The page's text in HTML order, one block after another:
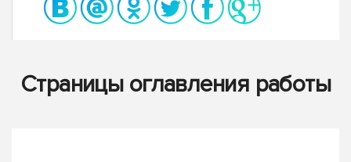
Страницы оглавления работы